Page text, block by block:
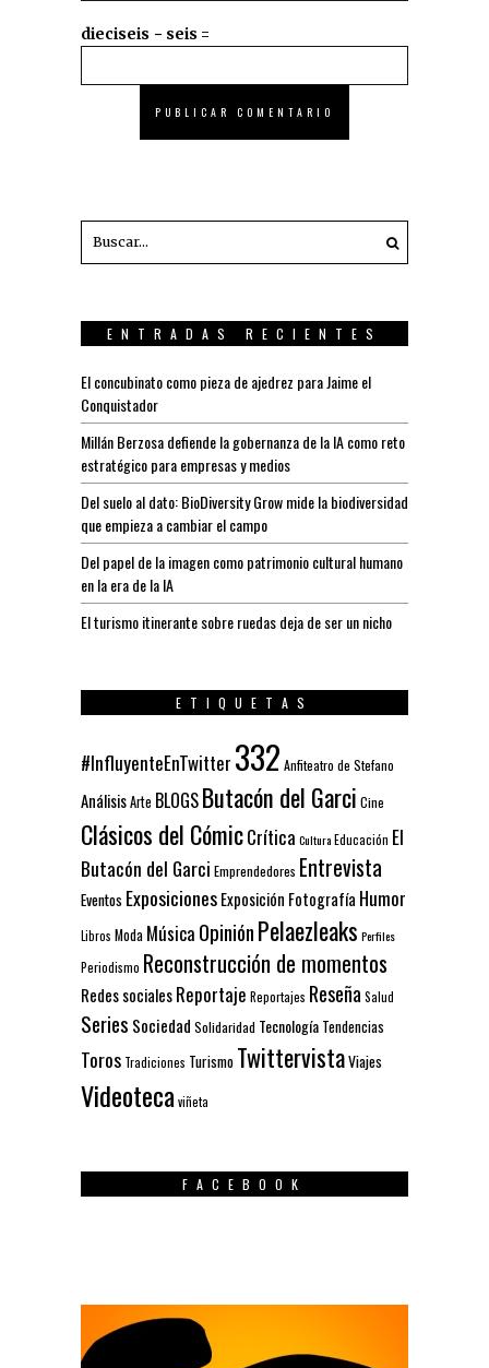
dieciseis − seis =
ENTRADAS RECIENTES
El concubinato como pieza de ajedrez para Jaime el
Conquistador
Millán Berzosa defiende la gobernanza de la IA como reto
estratégico para empresas y medios
Del suelo al dato: BioDiversity Grow mide la biodiversidad
que empieza a cambiar el campo
Del papel de la imagen como patrimonio cultural humano
en la era de la IA
El turismo itinerante sobre ruedas deja de ser un nicho
ETIQUETAS
#InfluyenteEnTwitter 332 Anfiteatro de Stefano
AnálisisArte BLOGSButacón del Garci Cine
Clásicos del CómicCrítica CulturaEducación El
Butacón del Garci Emprendedores Entrevista
Eventos ExposicionesExposición Fotografía Humor
Libros Moda Música OpiniónPelaezleaks Perfiles
Periodismo Reconstrucción de momentos
Redes socialesReportaje Reportajes Reseña Salud
Series Sociedad Solidaridad Tecnología Tendencias
Toros Tradiciones Turismo TwittervistaViajes
Videoteca viñeta
FACEBOOK